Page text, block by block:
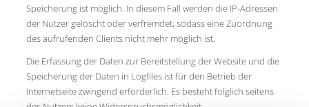
Speicherung ist möglich. In diesem Fall werden die IP-Adressen
der Nutzer gelöscht oder verfremdet, sodass eine Zuordnung
des aufrufenden Clients nicht mehr möglich ist.
Die Erfassung der Daten zur Bereitstellung der Website und die
Speicherung der Daten in Logfiles ist für den Betrieb der
Internetseite zwingend erforderlich. Es besteht folglich seitens